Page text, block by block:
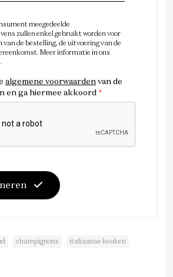
meegedeelde
zullen enkel gebruikt worden voor
van de bestelling, de uitvoering van de
Meer informatie in ons
.
algemene voorwaarden van de
en ga hiermee akkoord *
champignons italiaanse keuken